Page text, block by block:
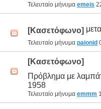
Τελευταίο μήνυμα emeis
[Κασετόφωνο]
Τελευταίο μήνυμα paionid
[Κασετόφωνο]
Πρόβλημα με
1958
Τελευταίο μήνυμα emmm